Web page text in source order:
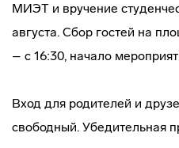
МИЭТ и вручение
августа. Сбор гостей на
– с 16:30, начало
Вход для родителей и
свободный. Убедительная